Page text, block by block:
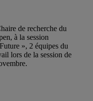
de recherche du
à la session
», 2 équipes du
lors de la session de